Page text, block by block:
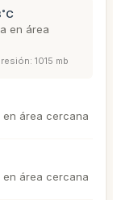
en área
1015 mb
en área cercana
en área cercana